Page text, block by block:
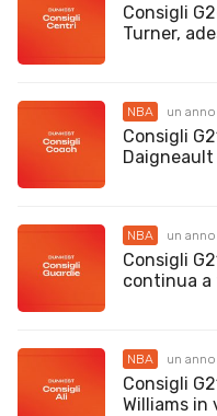
Consigli
Turner,
NBA un anno
Consigli
NBA un anno
Consigli
continua a
NBA un anno
Consigli
Williams in